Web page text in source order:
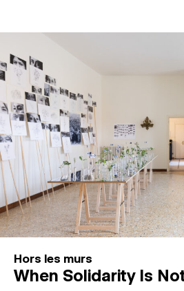
Hors les murs
When Solidarity Is